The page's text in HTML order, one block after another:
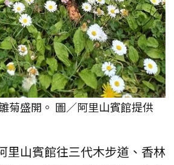
菊盛開。 圖／阿里山賓館提供
里山賓館往三代木步道、香林